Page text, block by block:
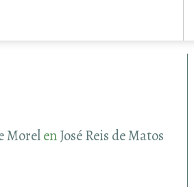
MorelenJosé Reis de Matos